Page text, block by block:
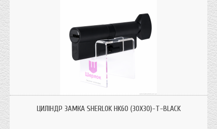
системою захисту від висвердлювання, та вибивання.
ЦИЛІНДР ЗАМКА SHERLOK HK60 (30Х30)-Т-BLACK